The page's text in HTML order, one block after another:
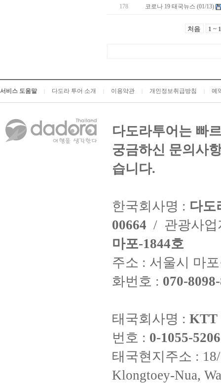
178 코로나 19 태국뉴스 (01/13)
처음 1 ~
서비스 도움말 다도라 투어 소개 이용약관 개인정보취급방침 예
다도라투어는 빠
궁금하신 문의사
습니다.
한국회사명 : 다도
00664 / 관광사
마포-1844호
주소 : 서울시 마
화번호 : 070-
태국회사명 : KTT
번호 : 0-1055-
태국현지주소 :
Klongtoey-Nua,